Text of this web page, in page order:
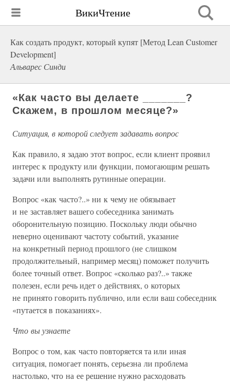
ВикиЧтение
Как создать продукт, который купят [Метод Lean Customer
Development]
Альварес Синди
«Как часто вы делаете _______?
Скажем, в прошлом месяце?»
Ситуация, в которой следует задавать вопрос
Как правило, я задаю этот вопрос, если клиент проявил
интерес к продукту или функции, помогающим решать
задачи или выполнять рутинные операции.
Вопрос «как часто?..» ни к чему не обязывает
и не заставляет вашего собеседника занимать
оборонительную позицию. Поскольку люди обычно
неверно оценивают частоту событий, указание
на конкретный период прошлого (не слишком
продолжительный, например месяц) поможет получить
более точный ответ. Вопрос «сколько раз?..» также
полезен, если речь идет о действиях, о которых
не принято говорить публично, или если ваш собеседник
«путается в показаниях».
Что вы узнаете
Вопрос о том, как часто повторяется та или иная
ситуация, помогает понять, серьезна ли проблема
настолько, что на ее решение нужно расходовать